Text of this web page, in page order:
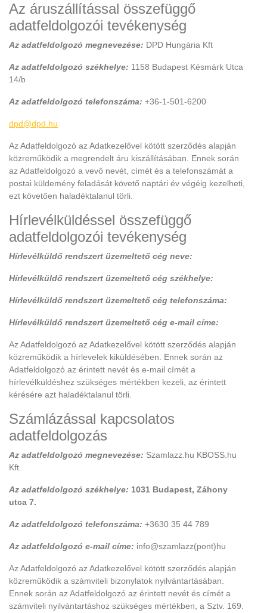
Az áruszállítással összefüggő
adatfeldolgozói tevékenység
Az adatfeldolgozó megnevezése: DPD Hungária Kft
Az adatfeldolgozó székhelye: 1158 Budapest Késmárk Utca
14/b
Az adatfeldolgozó telefonszáma: +36-1-501-6200
dpd@dpd.hu
Az Adatfeldolgozó az Adatkezelővel kötött szerződés alapján
közreműködik a megrendelt áru kiszállításában. Ennek során
az Adatfeldolgozó a vevő nevét, címét és a telefonszámát a
postai küldemény feladását követő naptári év végéig kezelheti,
ezt követően haladéktalanul törli.
Hírlevélküldéssel összefüggő
adatfeldolgozói tevékenység
Hírlevélküldő rendszert üzemeltető cég neve:
Hírlevélküldő rendszert üzemeltető cég székhelye:
Hírlevélküldő rendszert üzemeltető cég telefonszáma:
Hírlevélküldő rendszert üzemeltető cég e-mail címe:
Az Adatfeldolgozó az Adatkezelővel kötött szerződés alapján
közreműködik a hírlevelek kiküldésében. Ennek során az
Adatfeldolgozó az érintett nevét és e-mail címét a
hírlevélküldéshez szükséges mértékben kezeli, az érintett
kérésére azt haladéktalanul törli.
Számlázással kapcsolatos
adatfeldolgozás
Az adatfeldolgozó megnevezése: Szamlazz.hu KBOSS.hu
Kft.
Az adatfeldolgozó székhelye: 1031 Budapest, Záhony
utca 7.
Az adatfeldolgozó telefonszáma: +3630 35 44 789
Az adatfeldolgozó e-mail címe: info@szamlazz(pont)hu
Az Adatfeldolgozó az Adatkezelővel kötött szerződés alapján
közreműködik a számviteli bizonylatok nyilvántartásában.
Ennek során az Adatfeldolgozó az érintett nevét és címét a
számviteli nyilvántartáshoz szükséges mértékben, a Sztv. 169.